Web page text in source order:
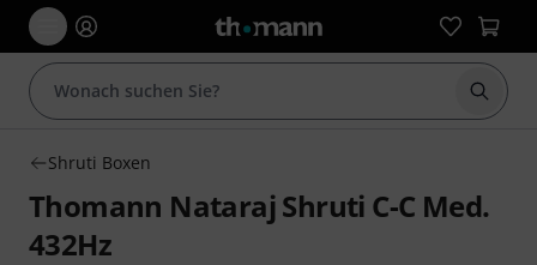
Suche
Shruti Boxen
Thomann Nataraj Shruti C-C Med.
432Hz